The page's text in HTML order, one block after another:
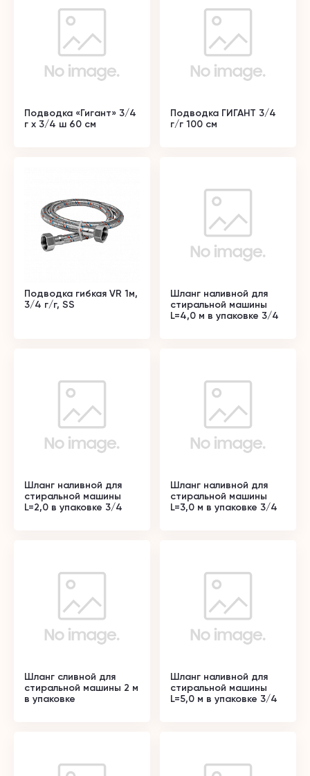
Подводка «Гигант» 3/4
г х 3/4 ш 60 см
Подводка ГИГАНТ 3/4
г/г 100 см
Подводка гибкая VR 1м,
3/4 г/г, SS
Шланг наливной для
стиральной машины
L=4,0 м в упаковке 3/4
Шланг наливной для
стиральной машины
L=2,0 в упаковке 3/4
Шланг наливной для
стиральной машины
L=3,0 м в упаковке 3/4
Шланг сливной для
стиральной машины 2 м
в упаковке
Шланг наливной для
стиральной машины
L=5,0 м в упаковке 3/4